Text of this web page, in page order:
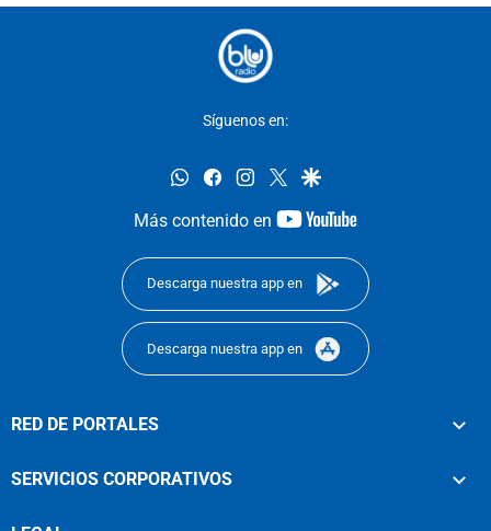
Síguenos en:
whatsappfacebookinstagram
twittergoogle
Más contenido en
youtube-
Descarga nuestra app en
Descarga nuestra app en
RED DE PORTALES
SERVICIOS CORPORATIVOS